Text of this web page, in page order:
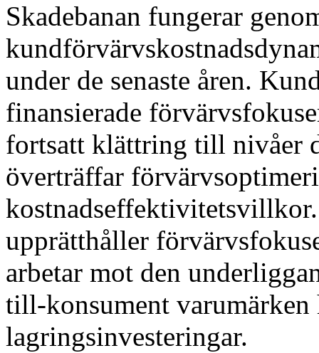
Skadebanan fungerar
under de senaste åren.
finansierade
fortsatt klättring till nivåer
överträffar
upprätthåller
arbetar mot den
till-konsument varumärken
lagringsinvesteringar.